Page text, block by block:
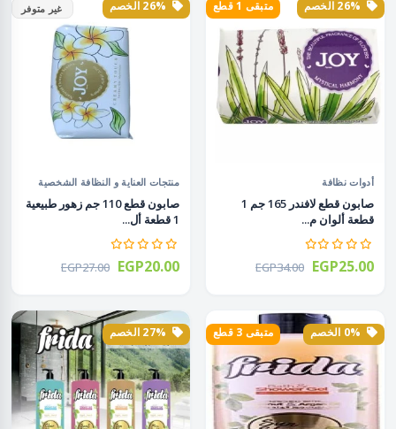
متبقى 1 قطع
أدوات نظافة
صابون قطع لافندر 165 جم 1
قطعة ألوان م...
EGP34.00 EGP25.00
غير متوفر
منتجات العناية و النظافة الشخصية
صابون قطع 110 جم زهور طبيعية
1 قطعة أل...
EGP27.00 EGP20.00
متبقى 3 قطع